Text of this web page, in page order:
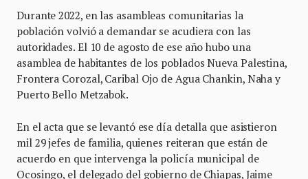
Durante 2022, en las asambleas comunitarias la
población volvió a demandar se acudiera con las
autoridades. El 10 de agosto de ese año hubo una
asamblea de habitantes de los poblados Nueva Palestina,
Frontera Corozal, Caribal Ojo de Agua Chankin, Naha y
Puerto Bello Metzabok.
En el acta que se levantó ese día detalla que asistieron
mil 29 jefes de familia, quienes reiteran que están de
acuerdo en que intervenga la policía municipal de
Ocosingo, el delegado del gobierno de Chiapas, Jaime